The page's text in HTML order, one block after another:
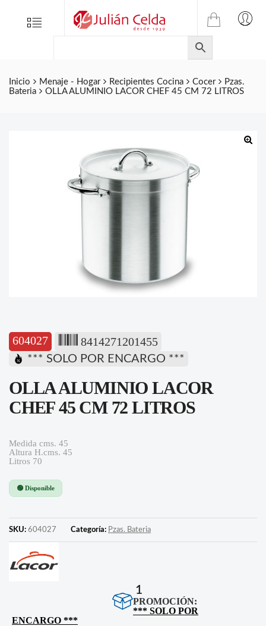
Menu
TIENDA
ONLINE
DE
JULIAN
CELDA
S.L.
Inicio Menaje - Hogar Recipientes Cocina Cocer
Pzas.
Bateria
OLLA ALUMINIO LACOR CHEF 45 CM 72 LITROS
604027 8414271201455
*** SOLO POR ENCARGO ***
OLLA ALUMINIO LACOR
CHEF 45 CM 72 LITROS
Medida cms. 45
Altura H.cms. 45
Litros 70
🟢 Disponible
SKU: 604027 Categoría: Pzas. Bateria
1
PROMOCIÓN:
*** SOLO POR
ENCARGO ***
Folletos
Contacto